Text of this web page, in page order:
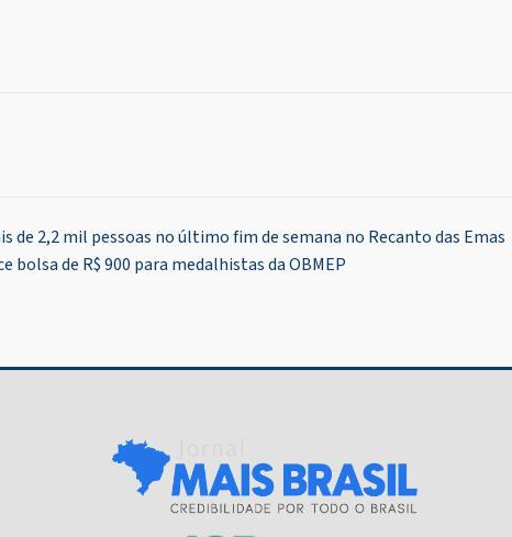
de 2,2 mil pessoas no último fim de semana no Recanto das Emas
bolsa de R$ 900 para medalhistas da OBMEP